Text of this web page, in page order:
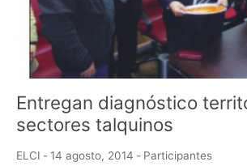
Entregan diagnóstico
sectores talquinos
ELCI - 14 agosto, 2014 - Participantes